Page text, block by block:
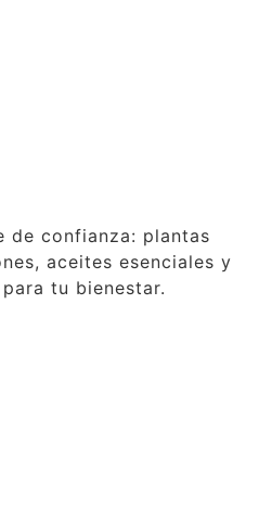
de confianza: plantas
aceites esenciales y
tu bienestar.